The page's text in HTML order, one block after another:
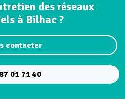
des réseaux
à Bilhac ?
contacter
01 71 40